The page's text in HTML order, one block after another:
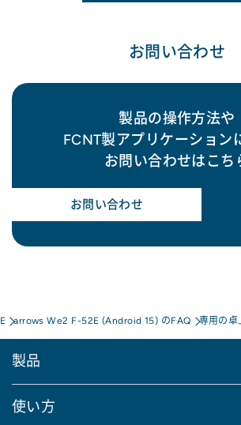
お問い合わせ
製品の操作方法や
FCNT製アプリケーション
お問い合わせはこち
お問い合わせ
arrows We2 F-52E (Android 15) のFAQ 専用の卓
製品
使い方